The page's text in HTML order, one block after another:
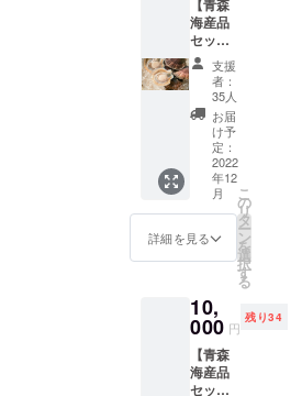
のバラ
ンスが
抜群で
す。
【賞味
期限・
保管方
法】 常
温 到着
後冷暗
所で約
10日 ※
送料込
強い無
添加
ジュー
ス。加
水な
し、酸
化防止
剤不使
用で
す。
【賞味
期限・
保管方
法】 常
封で1年
【青森
海産品
セット
（冷
蔵）】
1）活帆
立（1枚
140～
160g）
約3kg分
陸奥湾
東部の
野辺地
漁港水
揚げの
活ホタ
の時期
しか味
わえな
い、青
森県民
しか知
支援
者：
35人
お届
け予
定：
2022
年12
月
詳細を見る
こ
の
リ
タ
ー
ン
を
選
択
す
る
10,
000 円
残り34
【青森
海産品
セット